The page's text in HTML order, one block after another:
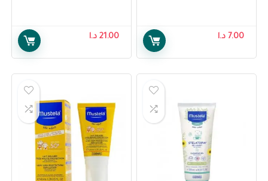
7.00 د.ا 21.00 د.ا